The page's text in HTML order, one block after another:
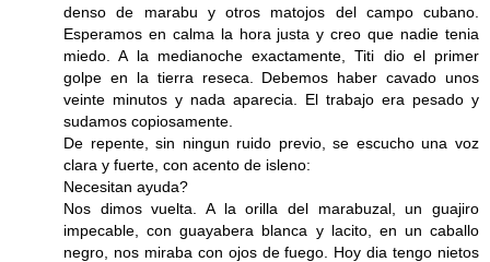
denso de marabu y otros matojos del campo cubano.
Esperamos en calma la hora justa y creo que nadie tenia
miedo. A la medianoche exactamente, Titi dio el primer
golpe en la tierra reseca. Debemos haber cavado unos
veinte minutos y nada aparecia. El trabajo era pesado y
sudamos copiosamente.
De repente, sin ningun ruido previo, se escucho una voz
clara y fuerte, con acento de isleno:
Necesitan ayuda?
Nos dimos vuelta. A la orilla del marabuzal, un guajiro
impecable, con guayabera blanca y lacito, en un caballo
negro, nos miraba con ojos de fuego. Hoy dia tengo nietos